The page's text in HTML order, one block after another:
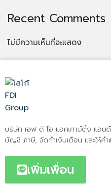
Recent Comments
ไม่มีความเห็นที่จะแสดง
บริษัท เอฟ ดี ไอ แอคเคาน์ติ้ง แอน
บัญชี ภาษี, จัดทำเงินเดือน และให้คำ
เพิ่มเพื่อน